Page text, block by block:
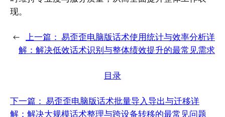
现。
← 上一篇： 易歪歪电脑版话术使用统计与效率分析详
解：解决低效话术识别与整体绩效提升的最常见需求
目录
下一篇： 易歪歪电脑版话术批量导入导出与迁移详
解：解决大规模话术整理与跨设备转移的最常见问题